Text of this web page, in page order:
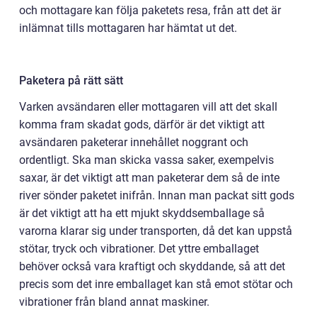
och mottagare kan följa paketets resa, från att det är
inlämnat tills mottagaren har hämtat ut det.
Paketera på rätt sätt
Varken avsändaren eller mottagaren vill att det skall
komma fram skadat gods, därför är det viktigt att
avsändaren paketerar innehållet noggrant och
ordentligt. Ska man skicka vassa saker, exempelvis
saxar, är det viktigt att man paketerar dem så de inte
river sönder paketet inifrån. Innan man packat sitt gods
är det viktigt att ha ett mjukt skyddsemballage så
varorna klarar sig under transporten, då det kan uppstå
stötar, tryck och vibrationer. Det yttre emballaget
behöver också vara kraftigt och skyddande, så att det
precis som det inre emballaget kan stå emot stötar och
vibrationer från bland annat maskiner.